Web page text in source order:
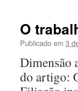
O
Publicado em 3
Dimensão
do artigo: